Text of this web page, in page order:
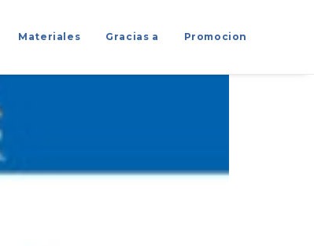
Materiales Gracias a Promocion